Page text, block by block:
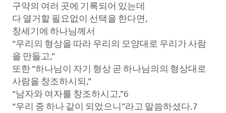
구약의 여러 곳에 기록되어 있는데
다 열거할 필요없이 선택을 한다면,
창세기에 하나님께서
“우리의 형상을 따라 우리의 모양대로 우리가 사람
을 만들고,”
또한 “하나님이 자기 형상 곧 하나님의의 형상대로
사람을 창조하시되,”
“남자와 여자를 창조하시고,”6
“우리 중 하나 같이 되었으니”라고 말씀하셨다.7